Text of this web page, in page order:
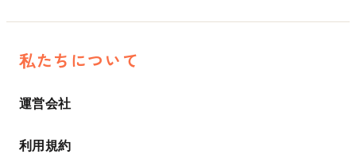
私たちについて
運営会社
利用規約